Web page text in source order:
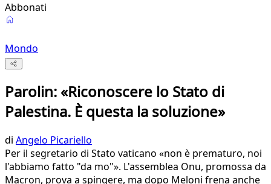
Abbonati
Mondo
Parolin: «Riconoscere lo Stato di
Palestina. È questa la soluzione»
di Angelo Picariello
Per il segretario di Stato vaticano «non è prematuro, noi
l'abbiamo fatto "da mo"». L'assemblea Onu, promossa da
Macron, prova a spingere, ma dopo Meloni frena anche